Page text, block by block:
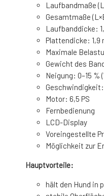
Laufbandmaße
Gesamtmaße
Laufbanddicke:
Plattendicke: 1,9
Maximale
Gewicht des
Neigung: 0–15 %
Geschwindigkeit:
Motor: 6,5 PS
Fernbedienung
LCD-Display
Voreingestellte
Möglichkeit zur
Hauptvorteile:
hält den Hund in